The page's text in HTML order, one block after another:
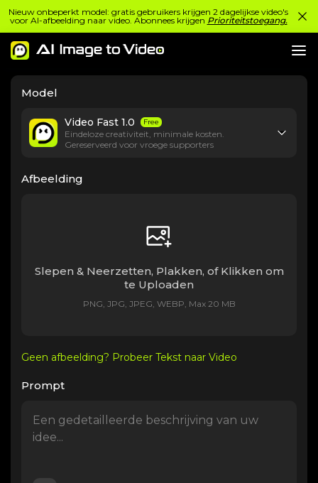
Nieuw onbeperkt model: gratis gebruikers krijgen 2 dagelijkse video's
voor AI-afbeelding naar video. Abonnees krijgen Prioriteitstoegang.
Model
Video Fast 1.0 Free
Eindeloze creativiteit, minimale kosten.
Gereserveerd voor vroege supporters
Afbeelding
Slepen & Neerzetten, Plakken, of Klikken om
te Uploaden
PNG, JPG, JPEG, WEBP, Max 20 MB
Geen afbeelding? Probeer Tekst naar Video
Prompt